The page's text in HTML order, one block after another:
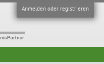
Anmelden oder registrieren